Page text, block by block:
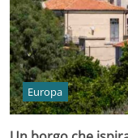
Europa